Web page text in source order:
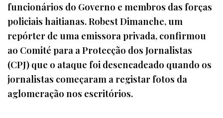
funcionários do Governo e membros das forças
policiais haitianas. Robest Dimanche, um
repórter de uma emissora privada, confirmou
ao Comité para a Protecção dos Jornalistas
(CPJ) que o ataque foi desencadeado quando os
jornalistas começaram a registar fotos da
aglomeração nos escritórios.